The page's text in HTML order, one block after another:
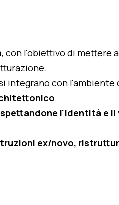
, con l'obiettivo di mettere
integrano con
.
l'identità e
ex/novo,